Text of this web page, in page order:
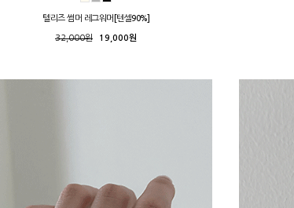
텔리즈 썸머 레그워머[텐셀90%]
32,000원 19,000원